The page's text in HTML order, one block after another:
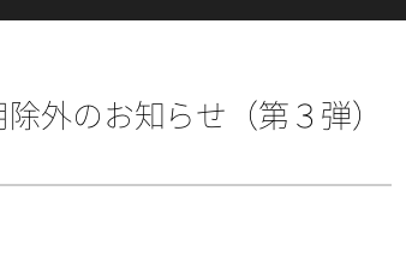
外のお知らせ（第３弾）